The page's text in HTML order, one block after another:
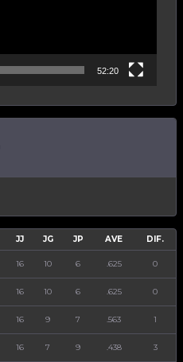
52:20
JJ JG JP AVE DIF.
16 10 6 .625 0
16 10 6 .625 0
16 9 7 .563 1
16 7 9 .438 3